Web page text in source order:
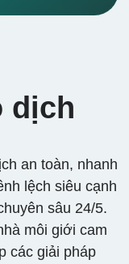
dịch
an toàn, nhanh
lệch siêu cạnh
sâu 24/5.
môi giới cam
các giải pháp